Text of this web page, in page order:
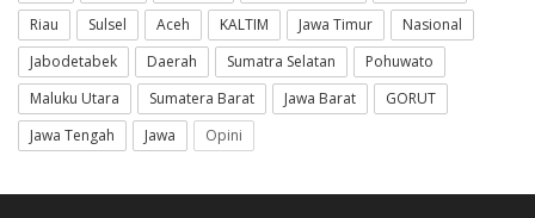
Riau
Sulsel Aceh KALTIM Jawa Timur
Nasional
Jabodetabek
Daerah Sumatra Selatan
Pohuwato
Maluku Utara
Sumatera Barat Jawa Barat
GORUT
Jawa Tengah
Jawa Opini